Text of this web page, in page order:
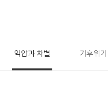
억압과 차별 기후위기